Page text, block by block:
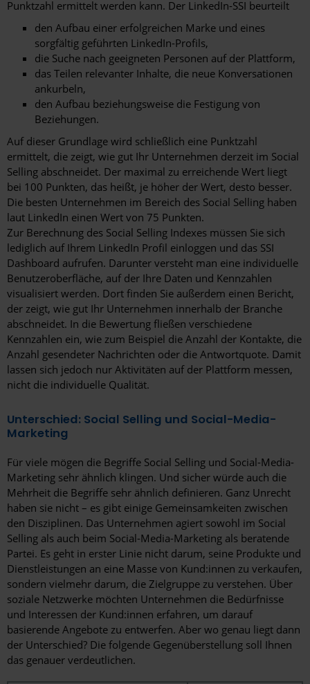
Punktzahl ermittelt werden kann. Der LinkedIn-SSI beurteilt
den Aufbau einer erfolgreichen Marke und eines
sorgfältig geführten LinkedIn-Profils,
die Suche nach geeigneten Personen auf der Plattform,
das Teilen relevanter Inhalte, die neue Konversationen
ankurbeln,
den Aufbau beziehungsweise die Festigung von
Beziehungen.
Auf dieser Grundlage wird schließlich eine Punktzahl
ermittelt, die zeigt, wie gut Ihr Unternehmen derzeit im Social
Selling abschneidet. Der maximal zu erreichende Wert liegt
bei 100 Punkten, das heißt, je höher der Wert, desto besser.
Die besten Unternehmen im Bereich des Social Selling haben
laut LinkedIn einen Wert von 75 Punkten.
Zur Berechnung des Social Selling Indexes müssen Sie sich
lediglich auf Ihrem LinkedIn Profil einloggen und das SSI
Dashboard aufrufen. Darunter versteht man eine individuelle
Benutzeroberfläche, auf der Ihre Daten und Kennzahlen
visualisiert werden. Dort finden Sie außerdem einen Bericht,
der zeigt, wie gut Ihr Unternehmen innerhalb der Branche
abschneidet. In die Bewertung fließen verschiedene
Kennzahlen ein, wie zum Beispiel die Anzahl der Kontakte, die
Anzahl gesendeter Nachrichten oder die Antwortquote. Damit
lassen sich jedoch nur Aktivitäten auf der Plattform messen,
nicht die individuelle Qualität.
Unterschied: Social Selling und Social-Media-
Marketing
Für viele mögen die Begriffe Social Selling und Social-Media-
Marketing sehr ähnlich klingen. Und sicher würde auch die
Mehrheit die Begriffe sehr ähnlich definieren. Ganz Unrecht
haben sie nicht – es gibt einige Gemeinsamkeiten zwischen
den Disziplinen. Das Unternehmen agiert sowohl im Social
Selling als auch beim Social-Media-Marketing als beratende
Partei. Es geht in erster Linie nicht darum, seine Produkte und
Dienstleistungen an eine Masse von Kund:innen zu verkaufen,
sondern vielmehr darum, die Zielgruppe zu verstehen. Über
soziale Netzwerke möchten Unternehmen die Bedürfnisse
und Interessen der Kund:innen erfahren, um darauf
basierende Angebote zu entwerfen. Aber wo genau liegt dann
der Unterschied? Die folgende Gegenüberstellung soll Ihnen
das genauer verdeutlichen.